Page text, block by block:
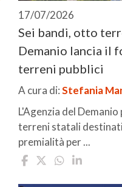
17/07/2026
Sei bandi, otto
Demanio lancia il
terreni pubblici
A cura di:Stefania
L'Agenzia del
terreni statali
premialità per ...